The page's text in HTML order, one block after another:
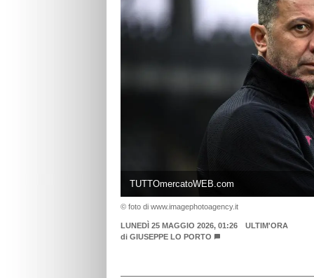
TUTTOmercatoWEB.com
© foto di www.imagephotoagency.it
LUNEDÌ 25 MAGGIO 2026, 01:26
ULTIM'ORA
di GIUSEPPE LO PORTO